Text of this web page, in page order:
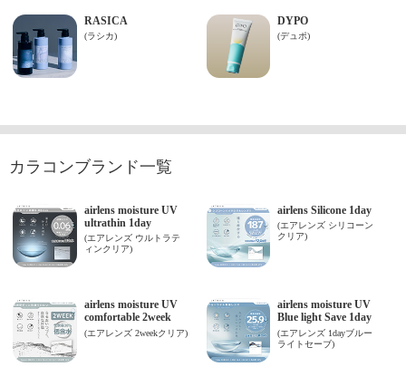
カラコンブランド一覧